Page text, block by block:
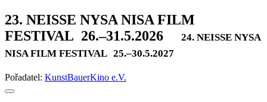
23. NEISSE NYSA NISA FILM
FESTIVAL 26.–31.5.2026
24. NEISSE NYSA
NISA FILM FESTIVAL 25.–30.5.2027
Pořadatel: KunstBauerKino e.V.